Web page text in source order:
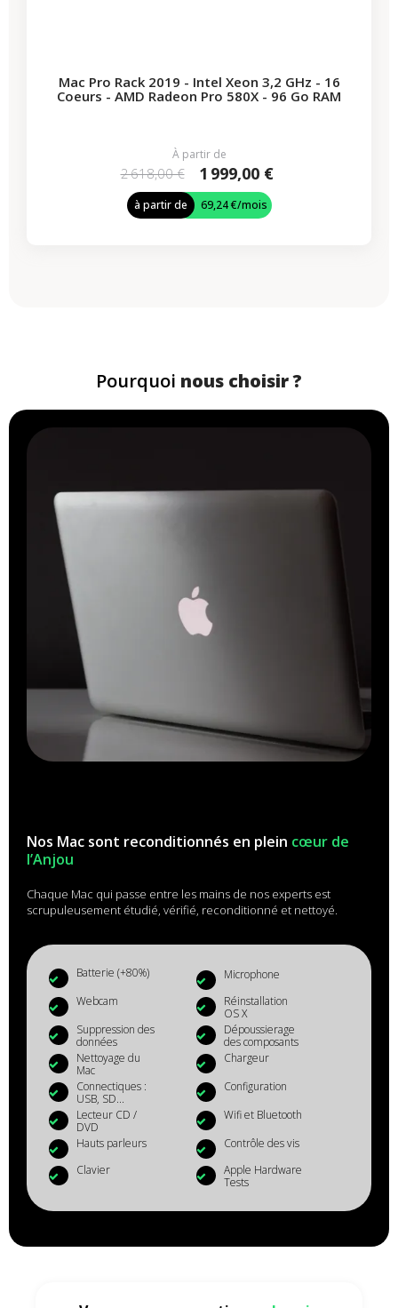
Mac Pro Rack 2019 - Intel Xeon 3,2 GHz - 16
Coeurs - AMD Radeon Pro 580X - 96 Go RAM
À partir de
2 618,00 € 1 999,00 €
à partir de 69,24 €/mois
Pourquoi nous choisir ?
Nos Mac sont reconditionnés en plein cœur de
l’Anjou
Chaque Mac qui passe entre les mains de nos experts est
scrupuleusement étudié, vérifié, reconditionné et nettoyé.
Batterie (+80%)
Microphone
Webcam
Réinstallation
OS X
Suppression des
données
Dépoussierage
des composants
Nettoyage du
Mac
Chargeur
Connectiques :
USB, SD...
Configuration
Lecteur CD /
DVD
Wifi et Bluetooth
Hauts parleurs
Contrôle des vis
Clavier
Apple Hardware
Tests